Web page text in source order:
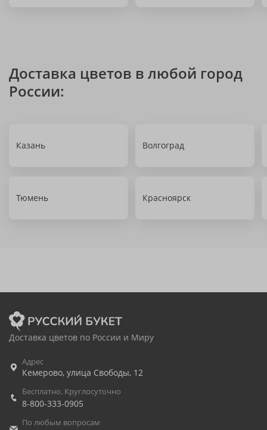
Доставка цветов в любой город
России:
Казань Волгоград
Тюмень Красноярск
Доставка цветов по России и Миру
Адрес
Кемерово, улица Свободы, 12
Бесплатно. Круглосуточно
8-800-333-0905
По любым вопросам